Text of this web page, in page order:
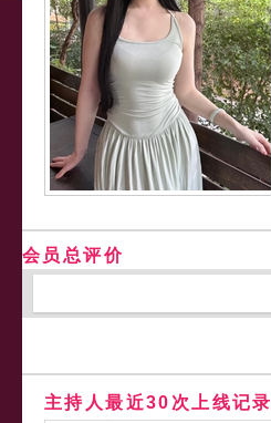
会员总评价
主持人最近30次上线记录